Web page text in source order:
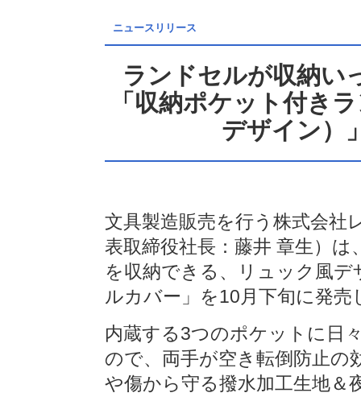
ニュースリリース
ランドセルが収納い
「収納ポケット付き
デザイン）
文具製造販売を行う株式会社
表取締役社長：藤井 章生）
を収納できる、リュック風
ルカバー」を10月下旬に発売
内蔵する3つのポケットに日
ので、両手が空き転倒防止
や傷から守る撥水加工生地＆